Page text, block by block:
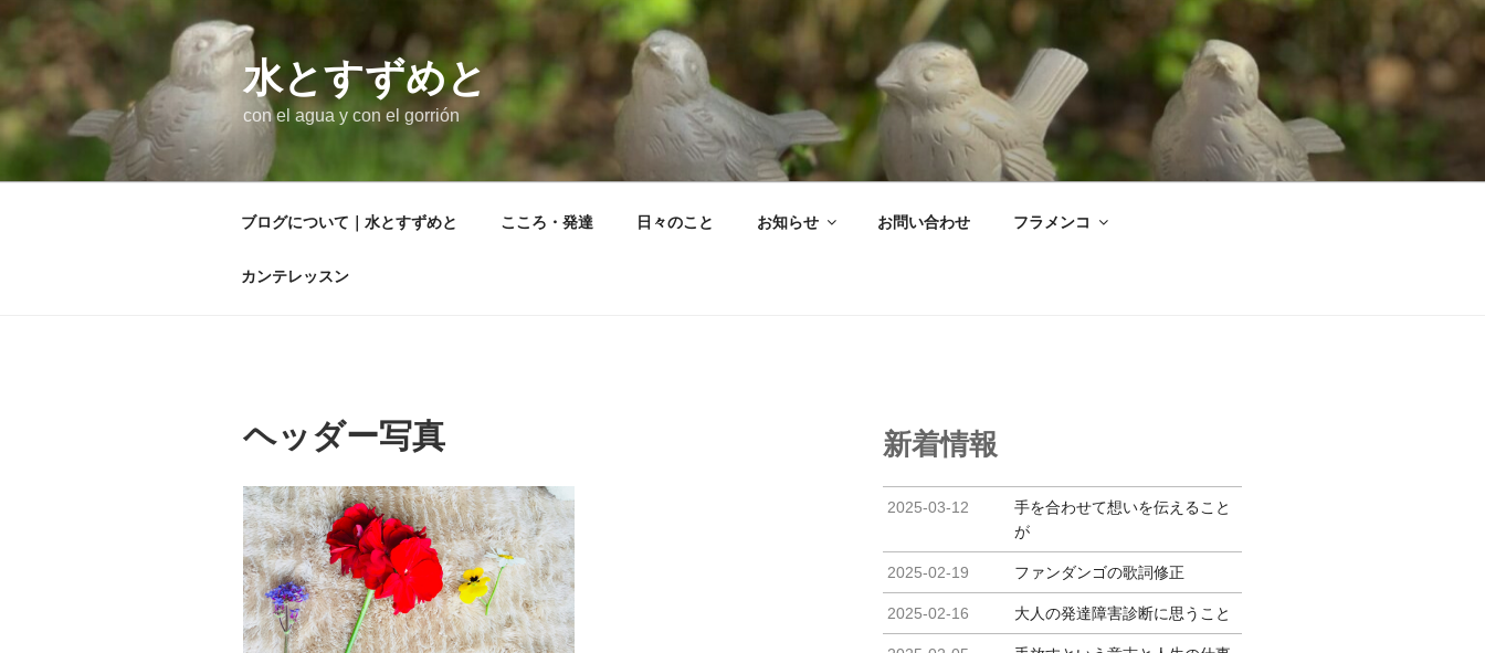
ン
ツ
へ
水とすずめと
con el agua y con el gorrión
ブログについて｜水とすずめと こころ・発達 日々のこと お知らせ お問い合わせ フラメンコ
カンテレッスン
ヘッダー写真 新着情報
2025-03-12
手を合わせて想いを伝えること
が
2025-02-19 ファンダンゴの歌詞修正
2025-02-16 大人の発達障害診断に思うこと